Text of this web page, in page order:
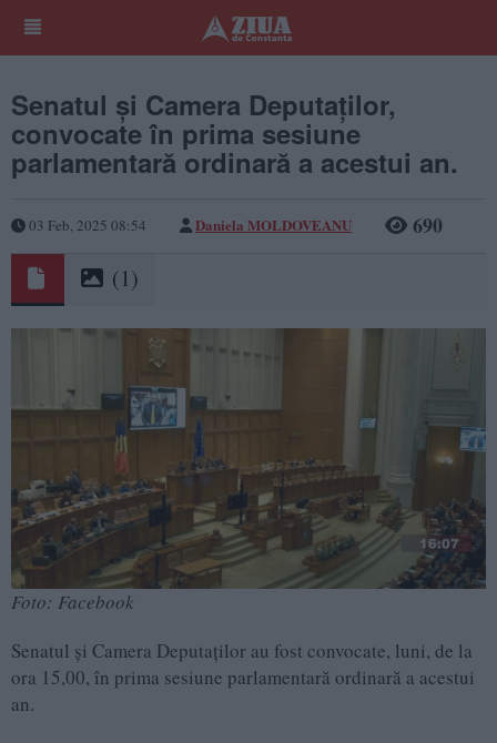
Senatul și Camera Deputaților,
convocate în prima sesiune
parlamentară ordinară a acestui an.
03 Feb, 2025 08:54 Daniela MOLDOVEANU 690
(1)
Foto: Facebook
Senatul și Camera Deputaților au fost convocate, luni, de la
ora 15,00, în prima sesiune parlamentară ordinară a acestui
an.